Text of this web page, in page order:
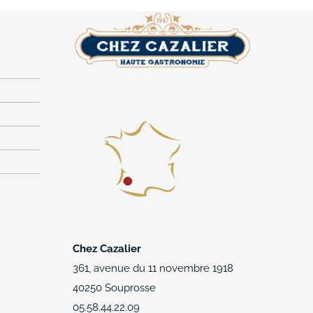
Chez Cazalier
361, avenue du 11 novembre 1918
40250 Souprosse
05.58.44.22.09